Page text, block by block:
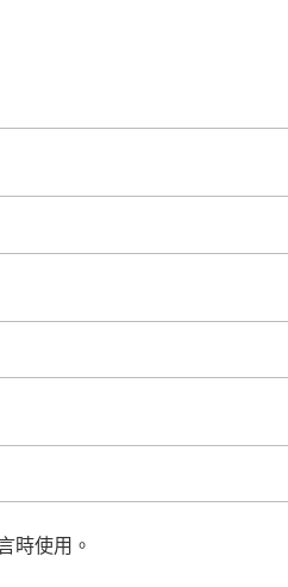
時使用。